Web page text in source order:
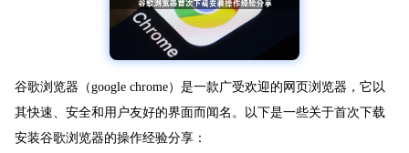
谷歌浏览器（google chrome）是一款广受欢迎的网页浏览器，它以
其快速、安全和用户友好的界面而闻名。以下是一些关于首次下载
安装谷歌浏览器的操作经验分享：